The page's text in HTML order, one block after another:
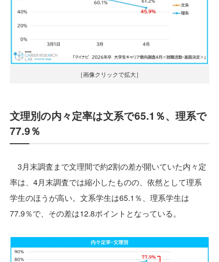
［画像クリックで拡大］
文理別の内々定率は文系で65.1％、理系で
77.9％
3月末調査まで文理間で約2割の差が開いていた内々定
率は、4月末調査では縮小したものの、依然として理系
学生のほうが高い。文系学生は65.1％、理系学生は
77.9％で、その差は12.8ポイントとなっている。